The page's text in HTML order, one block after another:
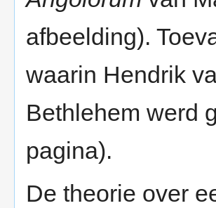
afbeelding).
waarin Hendrik
Bethlehem werd
pagina).
De theorie over